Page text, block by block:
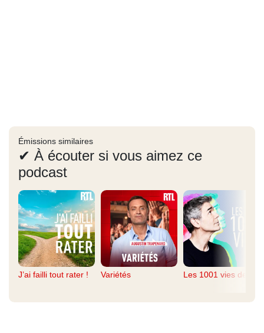
Émissions similaires
✔ À écouter si vous aimez ce
podcast
J’ai failli tout rater ! Variétés Les 1001 vies de...